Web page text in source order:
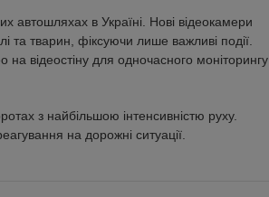
в Україні. Нові відеокамери
та тварин, фіксуючи лише важливі події.
відеостіну для одночасного моніторингу
з найбільшою інтенсивністю руху.
на дорожні ситуації.